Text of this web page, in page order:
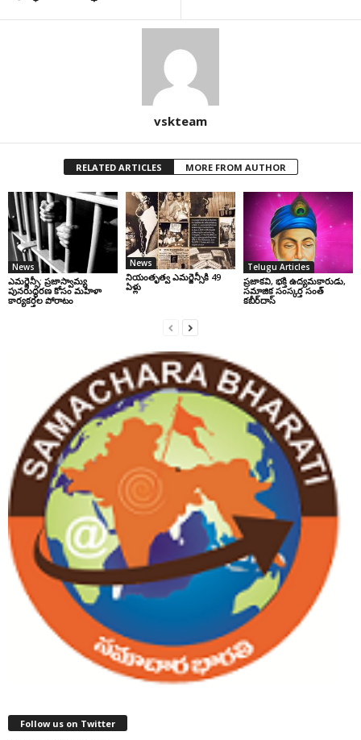
vskteam
RELATED ARTICLES MORE FROM AUTHOR
News
ఎమర్జెన్సీ: ప్రజాస్వామ్య
పునరుద్ధరణ కోసం మహిళా
కార్యకర్తల పోరాటం
News
నియంతృత్వ ఎమర్జెన్సీకి 49
ఏళ్లు
Telugu Articles
ప్రజాకవి, భక్తి ఉద్యమకారుడు,
సమాజిక సంస్కర్త సంత్‌
కబీర్‌దాస్‌
Follow us on Twitter